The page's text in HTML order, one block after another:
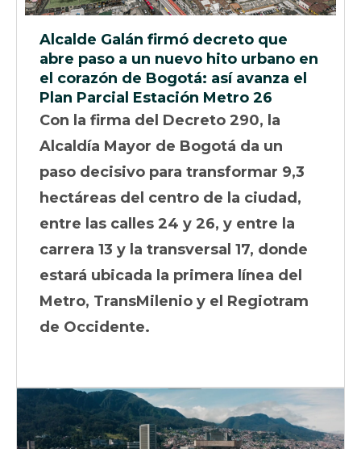
Alcalde Galán firmó decreto que
abre paso a un nuevo hito urbano en
el corazón de Bogotá: así avanza el
Plan Parcial Estación Metro 26
Con la firma del Decreto 290, la
Alcaldía Mayor de Bogotá da un
paso decisivo para transformar 9,3
hectáreas del centro de la ciudad,
entre las calles 24 y 26, y entre la
carrera 13 y la transversal 17, donde
estará ubicada la primera línea del
Metro, TransMilenio y el Regiotram
de Occidente.